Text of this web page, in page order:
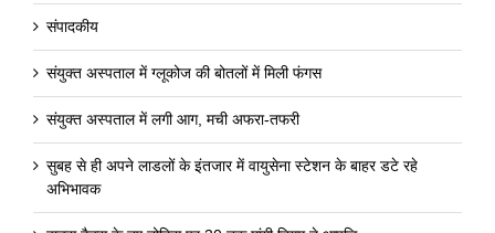
संपादकीय
संयुक्त अस्पताल में ग्लूकोज की बोतलों में मिली फंगस
संयुक्त अस्पताल में लगी आग, मची अफरा-तफरी
सुबह से ही अपने लाडलों के इंतजार में वायुसेना स्टेशन के बाहर डटे रहे
अभिभावक